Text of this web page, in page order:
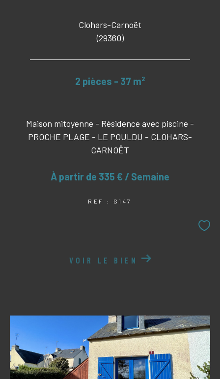
Clohars-Carnoët
(29360)
2 pièces - 37 m²
Maison mitoyenne - Résidence avec piscine -
PROCHE PLAGE - LE POULDU - CLOHARS-
CARNOËT
À partir de 335 € / Semaine
REF : S147
VOIR LE BIEN